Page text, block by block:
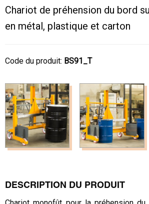
Chariot de préhension du bord
en métal, plastique et carton
Code du produit: BS91_T
DESCRIPTION DU PRODUIT